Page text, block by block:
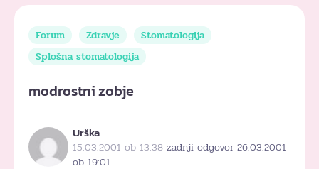
Forum Zdravje
Stomatologija
Splošna stomatologija
modrostni zobje
Urška
15.03.2001 ob 13:38 zadnji odgovor 26.03.2001
ob 19:01